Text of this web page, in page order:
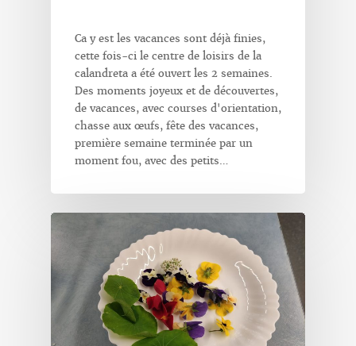
Ca y est les vacances sont déjà finies,
cette fois-ci le centre de loisirs de la
calandreta a été ouvert les 2 semaines.
Des moments joyeux et de découvertes,
de vacances, avec courses d'orientation,
chasse aux œufs, fête des vacances,
première semaine terminée par un
moment fou, avec des petits…